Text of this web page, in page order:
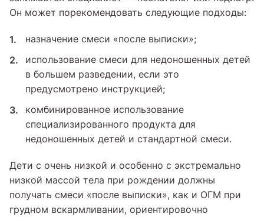
Он может порекомендовать следующие подходы:
назначение смеси «после выписки»;
использование смеси для недоношенных детей
в большем разведении, если это
предусмотрено инструкцией;
комбинированное использование
специализированного продукта для
недоношенных детей и стандартной смеси.
Дети с очень низкой и особенно с экстремально
низкой массой тела при рождении должны
получать смеси «после выписки», как и ОГМ при
грудном вскармливании, ориентировочно